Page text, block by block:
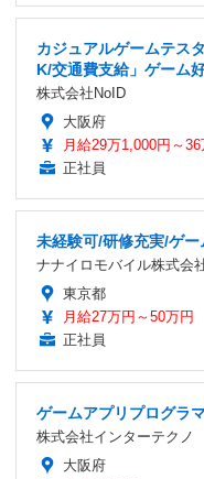
カジュアルゲームテス
K/交通費支給」ゲーム
株式会社NoID
大阪府
月給29万1,000円～36
正社員
未経験可/研修充実/ゲ
ナナイロモバイル株式会
東京都
月給27万円～50万円
正社員
ゲームアプリプログラ
株式会社インターテクノ
大阪府